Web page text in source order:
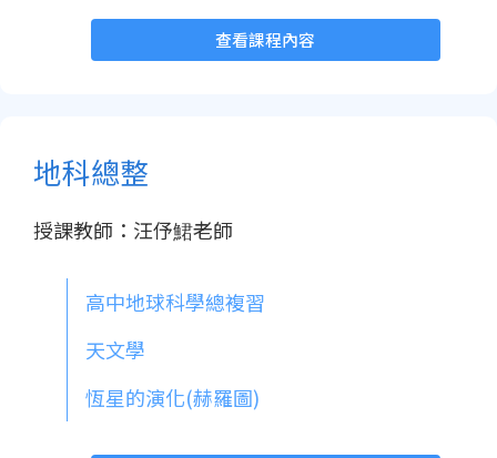
查看課程內容
地科總整
授課教師：汪伃鮶老師
高中地球科學總複習
天文學
恆星的演化(赫羅圖)